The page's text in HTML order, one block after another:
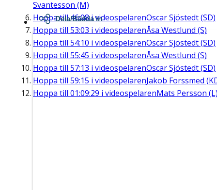
Svantesson (M)
Hoppa till46:08i videospelarenOscar Sjöstedt (SD)
Hoppa till 53:03 i videospelarenÅsa Westlund (S)
Hoppa till 54:10 i videospelarenOscar Sjöstedt (SD)
Hoppa till 55:45 i videospelarenÅsa Westlund (S)
Hoppa till 57:13 i videospelarenOscar Sjöstedt (SD)
Hoppa till 59:15 i videospelarenJakob Forssmed
Hoppa till 01:09:29 i videospelarenMats Persson
Dela/Bädda in